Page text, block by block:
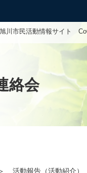
旭川市民活動情報サイト
絡会
活動報告（活動紹介）